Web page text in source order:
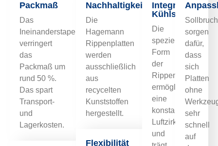
Packmaß
Das
Ineinanderstapeln
verringert
das
Packmaß um
rund 50 %.
Das spart
Transport-
und
Lagerkosten.
Nachhaltigkeit
Die
Hagemann
Rippenplatten
werden
ausschließlich
aus
recycelten
Kunststoffen
hergestellt.
Flexibilität
Integriertes
Kühlsystem
Die
spezielle
Form
der
Rippen
ermöglicht
eine
konstante
Luftzirkulation
und
sorgen
dafür,
dass
sich
Platten
ohne
sehr
schnell
auf